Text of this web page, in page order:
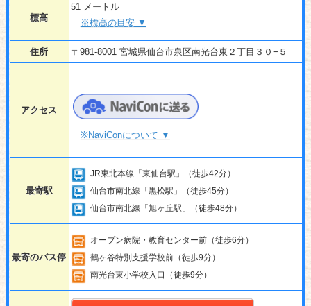
標高
51 メートル
※標高の目安 ▼
住所 〒981-8001 宮城県仙台市泉区南光台東２丁目３０−５
アクセス
※NaviConについて ▼
最寄駅
JR東北本線「東仙台駅」（徒歩42分）
仙台市南北線「黒松駅」（徒歩45分）
仙台市南北線「旭ヶ丘駅」（徒歩48分）
最寄のバス停
オープン病院・教育センター前（徒歩6分）
鶴ヶ谷特別支援学校前（徒歩9分）
南光台東小学校入口（徒歩9分）